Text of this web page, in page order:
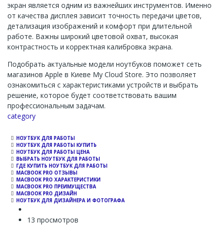
экран является одним из важнейших инструментов. Именно
от качества дисплея зависит точность передачи цветов,
детализация изображений и комфорт при длительной
работе. Важны широкий цветовой охват, высокая
контрастность и корректная калибровка экрана.
Подобрать актуальные модели ноутбуков поможет сеть
магазинов Apple в Киеве My Cloud Store. Это позволяет
ознакомиться с характеристиками устройств и выбрать
решение, которое будет соответствовать вашим
профессиональным задачам.
Channel
category
НОУТБУК ДЛЯ РАБОТЫ
НОУТБУК ДЛЯ РАБОТЫ КУПИТЬ
НОУТБУК ДЛЯ РАБОТЫ ЦЕНА
ВЫБРАТЬ НОУТБУК ДЛЯ РАБОТЫ
ГДЕ КУПИТЬ НОУТБУК ДЛЯ РАБОТЫ
MACBOOK PRO ОТЗЫВЫ
MACBOOK PRO ХАРАКТЕРИСТИКИ
MACBOOK PRO ПРЕИМУЩЕСТВА
MACBOOK PRO ДИЗАЙН
НОУТБУК ДЛЯ ДИЗАЙНЕРА И ФОТОГРАФА
13 просмотров